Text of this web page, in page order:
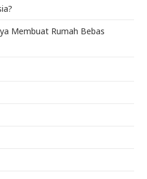
Membuat Rumah Bebas